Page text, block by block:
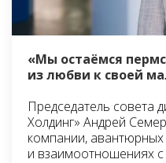
«Мы остаёмся
из любви к своей
Председатель совета
Холдинг» Андрей
компании, авантюрных
и взаимоотношениях